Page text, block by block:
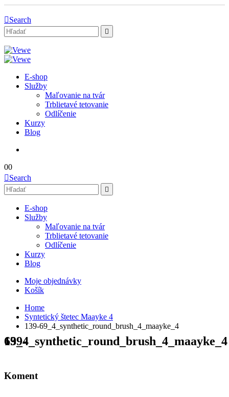
Search
E-shop
Služby
Maľovanie na tvár
Trblietavé tetovanie
Odlíčenie
Kurzy
Blog
00
Search
E-shop
Služby
Maľovanie na tvár
Trblietavé tetovanie
Odlíčenie
Kurzy
Blog
Moje objednávky
Košík
Home
Syntetický štetec Maayke 4
139-69_4_synthetic_round_brush_4_maayke_4
139-69_4_synthetic_round_brush_4_maayke_4
Koment